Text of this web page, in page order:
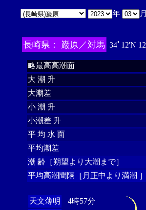
年 月
長崎県： 巌原／対馬 34ﾟ12'N
略最高高潮面
大 潮 升
大潮差
小 潮 升
小潮差 升
平 均 水 面
平均潮差
潮 齢［朔望より大潮まで］
平均高潮間隔［月正中より満潮 ］
天文薄明
4時57分